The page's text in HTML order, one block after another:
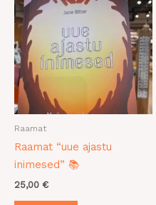
Raamat
Raamat “uue ajastu
inimesed” 📚
25,00 €